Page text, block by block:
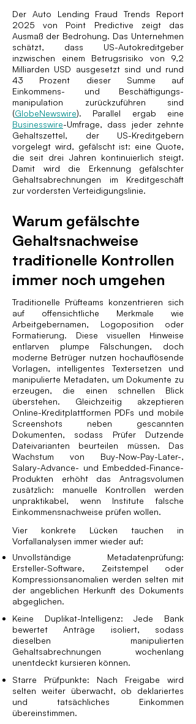
Der Auto Lending Fraud Trends Report
2025 von Point Predictive zeigt das
Ausmaß der Bedrohung. Das Unternehmen
schätzt, dass US-Autokreditgeber
inzwischen einem Betrugsrisiko von 9,2
Milliarden USD ausgesetzt sind und rund
43 Prozent dieser Summe auf
Einkommens- und Beschäftigungs­
manipulation zurückzuführen sind
(GlobeNewswire). Parallel ergab eine
Businesswire-Umfrage, dass jeder zehnte
Gehaltszettel, der US-Kreditgebern
vorgelegt wird, gefälscht ist: eine Quote,
die seit drei Jahren kontinuierlich steigt.
Damit wird die Erkennung gefälschter
Gehaltsabrechnungen im Kreditgeschäft
zur vordersten Verteidigungslinie.
Warum gefälschte
Gehaltsnachweise
traditionelle Kontrollen
immer noch umgehen
Traditionelle Prüfteams konzentrieren sich
auf offensichtliche Merkmale wie
Arbeitgebernamen, Logoposition oder
Formatierung. Diese visuellen Hinweise
entlarven plumpe Fälschungen, doch
moderne Betrüger nutzen hochauflösende
Vorlagen, intelligentes Textersetzen und
manipulierte Metadaten, um Dokumente zu
erzeugen, die einen schnellen Blick
überstehen. Gleichzeitig akzeptieren
Online-Kreditplattformen PDFs und mobile
Screenshots neben gescannten
Dokumenten, sodass Prüfer Dutzende
Dateivarianten beurteilen müssen. Das
Wachstum von Buy-Now-Pay-Later-,
Salary-Advance- und Embedded-Finance-
Produkten erhöht das Antragsvolumen
zusätzlich: manuelle Kontrollen werden
unpraktikabel, wenn Institute falsche
Einkommensnachweise prüfen wollen.
Vier konkrete Lücken tauchen in
Vorfallanalysen immer wieder auf:
Unvollständige Metadatenprüfung:
Ersteller-Software, Zeitstempel oder
Kompressions­anomalien werden selten mit
der angeblichen Herkunft des Dokuments
abgeglichen.
Keine Duplikat-Intelligenz: Jede Bank
bewertet Anträge isoliert, sodass
dieselben manipulierten
Gehaltsabrechnungen wochenlang
unentdeckt kursieren können.
Starre Prüf­punkte: Nach Freigabe wird
selten weiter überwacht, ob deklariertes
und tatsächliches Einkommen
übereinstimmen.